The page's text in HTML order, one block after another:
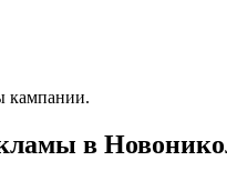
кампании.
в